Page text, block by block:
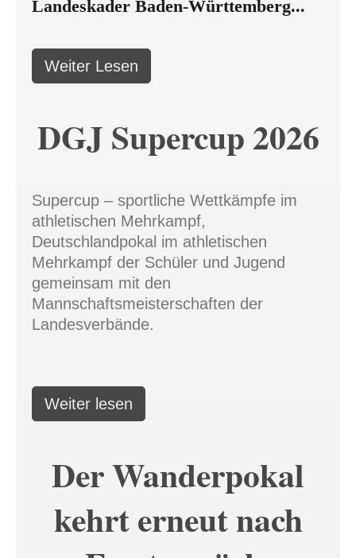
Landeskader Baden-Württemberg...
Weiter Lesen
DGJ Supercup 2026
Supercup – sportliche Wettkämpfe im
athletischen Mehrkampf,
Deutschlandpokal im athletischen
Mehrkampf der Schüler und Jugend
gemeinsam mit den
Mannschaftsmeisterschaften der
Landesverbände.
Weiter lesen
Der Wanderpokal
kehrt erneut nach